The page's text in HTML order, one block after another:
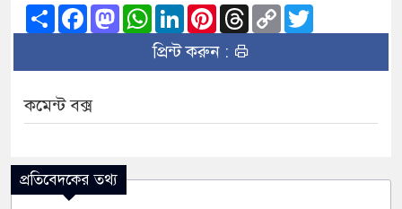
ShareFacebook
Mastodon
WhatsApp
LinkedInPinterest
Threads
Copy
Link
প্রিন্ট করুন :
কমেন্ট বক্স
প্রতিবেদকের তথ্য